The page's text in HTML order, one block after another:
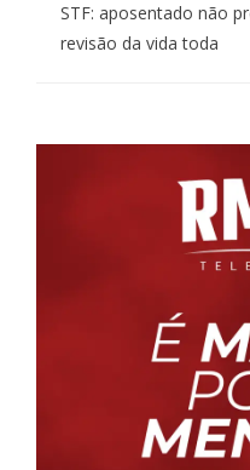
STF: aposentado não
revisão da vida toda